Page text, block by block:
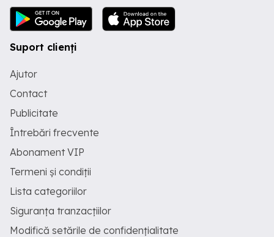
Suport clienți
Ajutor
Contact
Publicitate
Întrebări frecvente
Abonament VIP
Termeni și condiții
Lista categoriilor
Siguranța tranzacțiilor
Modifică setările de confidențialitate